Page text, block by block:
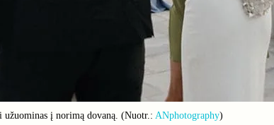
į norimą dovaną. (Nuotr.: ANphotography)